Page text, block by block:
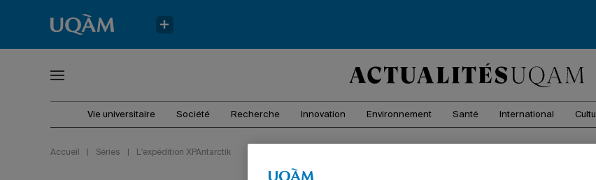
Vie universitaire Société Recherche Innovation Environnement Santé International
Accueil Séries L'expédition XPAntarctik